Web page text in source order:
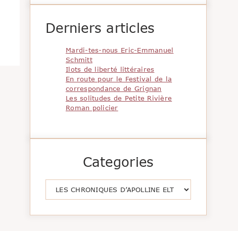
Derniers articles
Mardi-tes-nous Eric-Emmanuel
Schmitt
Ilots de liberté littéraires
En route pour le Festival de la
correspondance de Grignan
Les solitudes de Petite Rivière
Roman policier
Categories